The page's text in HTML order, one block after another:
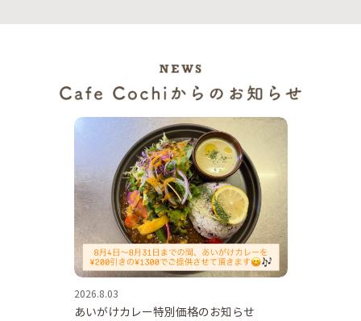
2026.8.03
あいがけカレー特別価格のお知らせ